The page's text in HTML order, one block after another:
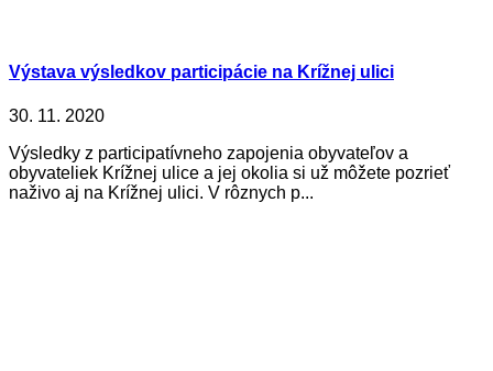
Výstava výsledkov participácie na Krížnej ulici
30. 11. 2020
Výsledky z participatívneho zapojenia obyvateľov a
obyvateliek Krížnej ulice a jej okolia si už môžete pozrieť
naživo aj na Krížnej ulici. V rôznych p...